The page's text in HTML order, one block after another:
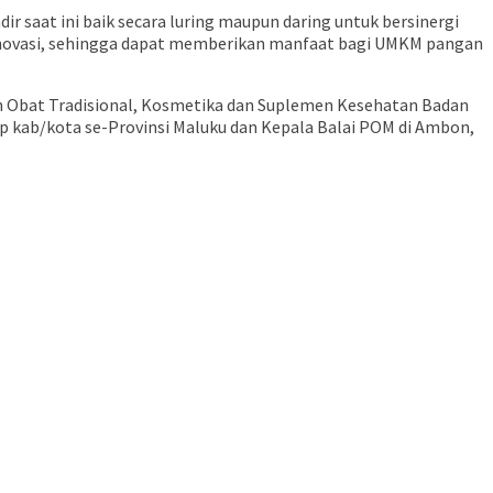
saat ini baik secara luring maupun daring untuk bersinergi
sehingga dapat memberikan manfaat bagi UMKM pangan
Tradisional, Kosmetika dan Suplemen Kesehatan Badan
kab/kota se-Provinsi Maluku dan Kepala Balai POM di Ambon,